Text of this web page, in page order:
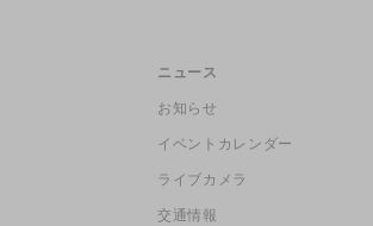
ニュース
お知らせ
イベントカレンダー
ライブカメラ
交通情報